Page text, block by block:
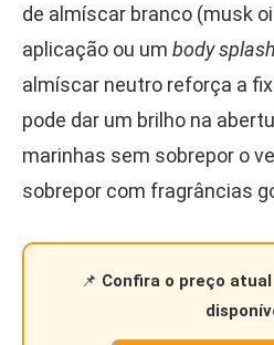
de almíscar branco (musk
aplicação ou um body splash
almíscar neutro reforça a
pode dar um brilho na
marinhas sem sobrepor o
sobrepor com fragrâncias
📌 Confira o preço